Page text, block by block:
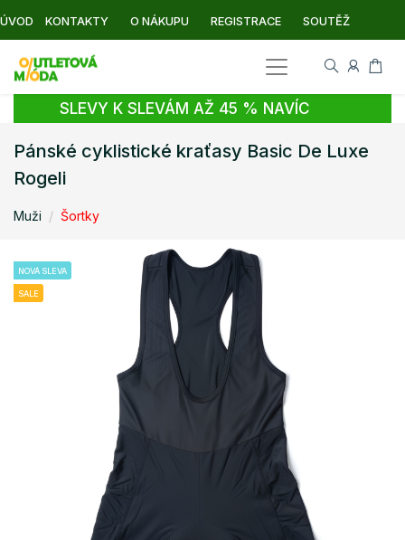
ÚVOD KONTAKTY O NÁKUPU REGISTRACE SOUTĚŽ
SLEVY K SLEVÁM AŽ 45 % NAVÍC
Pánské cyklistické kraťasy Basic De Luxe
Rogeli
Muži Šortky
NOVÁ SLEVA
SALE